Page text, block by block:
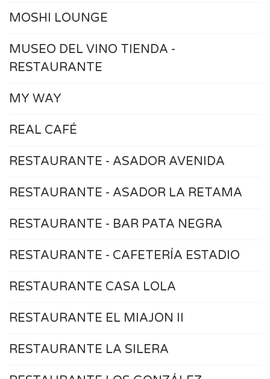
MOSHI LOUNGE
MUSEO DEL VINO TIENDA -
RESTAURANTE
MY WAY
REAL CAFÉ
RESTAURANTE - ASADOR AVENIDA
RESTAURANTE - ASADOR LA RETAMA
RESTAURANTE - BAR PATA NEGRA
RESTAURANTE - CAFETERÍA ESTADIO
RESTAURANTE CASA LOLA
RESTAURANTE EL MIAJON II
RESTAURANTE LA SILERA